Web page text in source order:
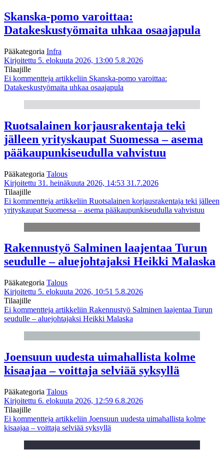
Skanska-pomo varoittaa:
Datakeskustyömaita uhkaa osaajapula
Pääkategoria Infra
Kirjoitettu 5. elokuuta 2026, 13:00 5.8.2026
Tilaajille
Ei kommentteja artikkeliin Skanska-pomo varoittaa:
Datakeskustyömaita uhkaa osaajapula
Ruotsalainen korjausrakentaja teki
jälleen yrityskaupat Suomessa – asema
pääkaupunkiseudulla vahvistuu
Pääkategoria Talous
Kirjoitettu 31. heinäkuuta 2026, 14:53 31.7.2026
Tilaajille
Ei kommentteja artikkeliin Ruotsalainen korjausrakentaja teki jälleen
yrityskaupat Suomessa – asema pääkaupunkiseudulla vahvistuu
Rakennustyö Salminen laajentaa Turun
seudulle – aluejohtajaksi Heikki Malaska
Pääkategoria Talous
Kirjoitettu 5. elokuuta 2026, 10:51 5.8.2026
Tilaajille
Ei kommentteja artikkeliin Rakennustyö Salminen laajentaa Turun
seudulle – aluejohtajaksi Heikki Malaska
Joensuun uudesta uimahallista kolme
kisaajaa – voittaja selviää syksyllä
Pääkategoria Talous
Kirjoitettu 6. elokuuta 2026, 12:59 6.8.2026
Tilaajille
Ei kommentteja artikkeliin Joensuun uudesta uimahallista kolme
kisaajaa – voittaja selviää syksyllä